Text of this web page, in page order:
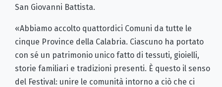
San Giovanni Battista.
«Abbiamo accolto quattordici Comuni da tutte le
cinque Province della Calabria. Ciascuno ha portato
con sé un patrimonio unico fatto di tessuti, gioielli,
storie familiari e tradizioni presenti. È questo il senso
del Festival: unire le comunità intorno a ciò che ci